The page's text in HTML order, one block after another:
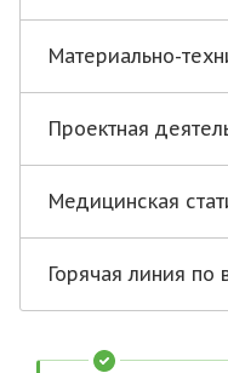
Материально-
Проектная
Медицинская
Горячая линия по